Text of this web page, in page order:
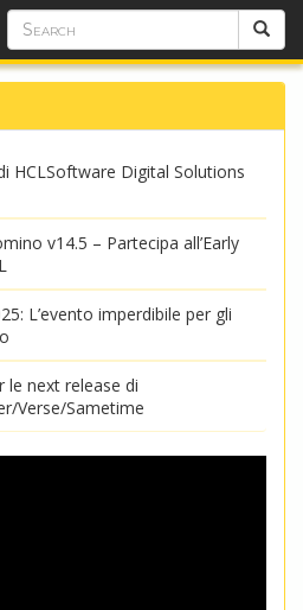
HCLSoftware Digital Solutions
v14.5 – Partecipa all’Early
L’evento imperdibile per gli
le next release di
Verse/Sametime